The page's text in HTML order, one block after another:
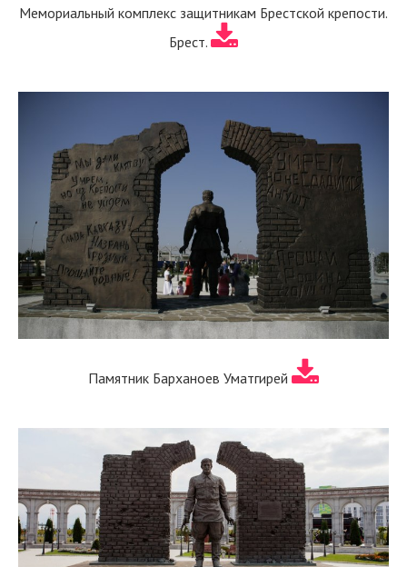
Мемориальный комплекс защитникам Брестской крепости.
Брест.
Памятник Барханоев Уматгирей